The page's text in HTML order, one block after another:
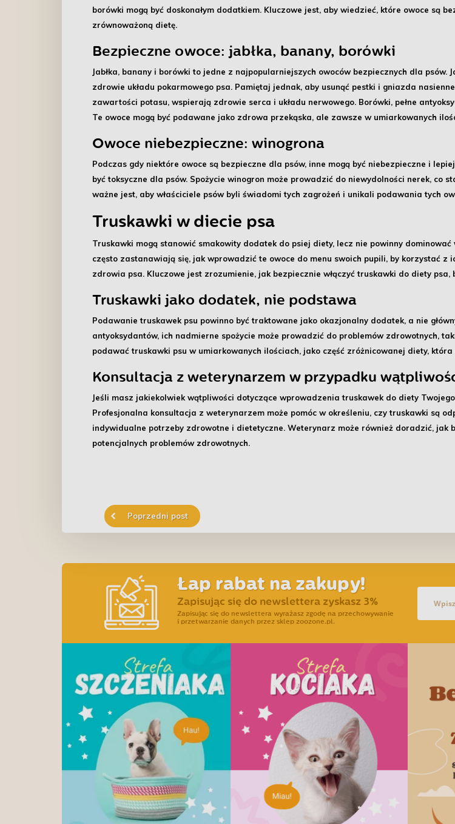
borówki mogą być doskonałym dodatkiem. Kluczowe jest, aby wiedzieć, które owoce są
zrównoważoną dietę.
Bezpieczne owoce: jabłka, banany, borówki
Jabłka, banany i borówki to jedne z najpopularniejszych owoców bezpiecznych dla psów.
zdrowie układu pokarmowego psa. Pamiętaj jednak, aby usunąć pestki i gniazda
zawartości potasu, wspierają zdrowie serca i układu nerwowego. Borówki, pełne
Te owoce mogą być podawane jako zdrowa przekąska, ale zawsze w umiarkowanych
Owoce niebezpieczne: winogrona
Podczas gdy niektóre owoce są bezpieczne dla psów, inne mogą być niebezpieczne i
być toksyczne dla psów. Spożycie winogron może prowadzić do niewydolności nerek, co
ważne jest, aby właściciele psów byli świadomi tych zagrożeń i unikali podawania tych
Truskawki w diecie psa
Truskawki mogą stanowić smakowity dodatek do psiej diety, lecz nie powinny
często zastanawiają się, jak wprowadzić te owoce do menu swoich pupili, by korzystać z
zdrowia psa. Kluczowe jest zrozumienie, jak bezpiecznie włączyć truskawki do diety psa,
Truskawki jako dodatek, nie podstawa
Podawanie truskawek psu powinno być traktowane jako okazjonalny dodatek, a nie
antyoksydantów, ich nadmierne spożycie może prowadzić do problemów zdrowotnych,
podawać truskawki psu w umiarkowanych ilościach, jako część zróżnicowanej diety,
Konsultacja z weterynarzem w przypadku
Jeśli masz jakiekolwiek wątpliwości dotyczące wprowadzenia truskawek do diety
Profesjonalna konsultacja z weterynarzem może pomóc w określeniu, czy truskawki są
indywidualne potrzeby zdrowotne i dietetyczne. Weterynarz może również doradzić, jak
potencjalnych problemów zdrowotnych.
Poprzedni post
Łap rabat na zakupy!
Zapisując się do newslettera zyskasz 3%
Zapisując się do newslettera wyrażasz zgodę na przechowywanie
i przetwarzanie danych przez sklep zoozone.pl.